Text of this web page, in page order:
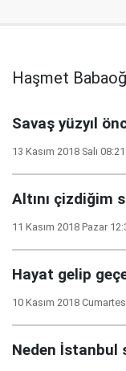
Haşmet
Savaş yüzyıl
13 Kasım 2018 Salı 08:21
Altını çizdiğim
11 Kasım 2018 Pazar
Hayat gelip
10 Kasım 2018
Neden İstanbul